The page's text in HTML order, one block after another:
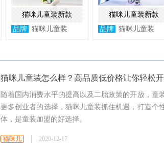
猫咪儿童装新款
品牌 猫咪儿童装
猫咪儿童装新款
品牌 猫咪儿童装
猫咪儿童装怎么样？高品质低价格让你轻松
随着国内消费水平的提高以及二胎政策的开放，
更多创业者的选择，猫咪儿童装抓住机遇，打造
体，是童装加盟的好选择。
猫咪儿 2020-12-17